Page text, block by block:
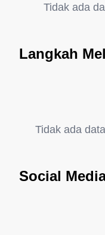
Tidak ada
Langkah
Tidak ada
Social